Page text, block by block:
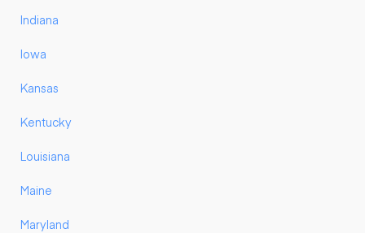
Indiana
Iowa
Kansas
Kentucky
Louisiana
Maine
Maryland